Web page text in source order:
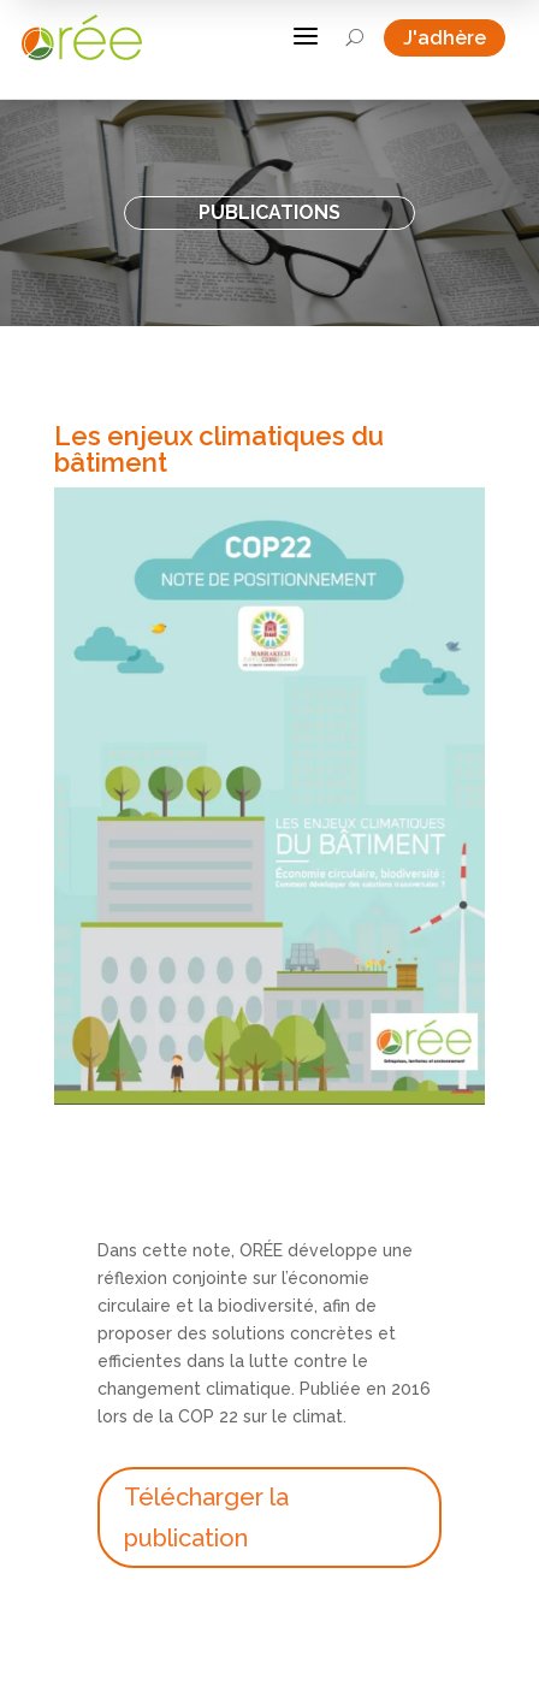
a U J'adhère
PUBLICATIONS
Les enjeux climatiques du
bâtiment
Dans cette note, ORÉE développe une
réflexion conjointe sur l’économie
circulaire et la biodiversité, afin de
proposer des solutions concrètes et
efficientes dans la lutte contre le
changement climatique. Publiée en 2016
lors de la COP 22 sur le climat.
Télécharger la
publication